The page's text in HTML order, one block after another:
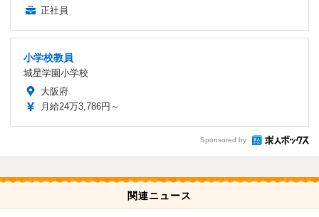
正社員
小学校教員
城星学園小学校
大阪府
月給24万3,786円～
Sponsored by
関連ニュース